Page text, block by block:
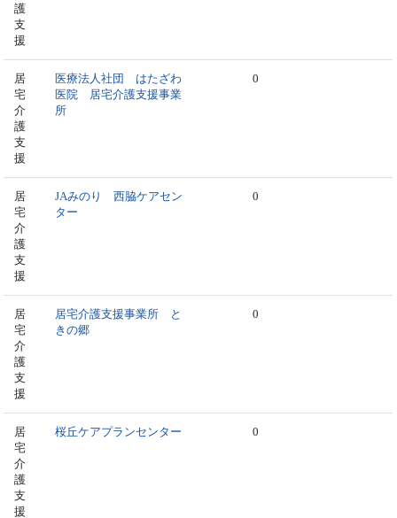
護
支
援
居
宅
介
護
支
援
医療法人社団 はたざわ
医院 居宅介護支援事業
所
0
居
宅
介
護
支
援
JAみのり 西脇ケアセン
ター
0
居
宅
介
護
支
援
居宅介護支援事業所 と
きの郷
0
居
宅
介
護
支
援
桜丘ケアプランセンター 0